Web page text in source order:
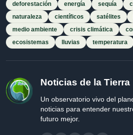
deforestación
energía sequía
naturaleza
científicos satélites
medio ambiente
crisis climática
ecosistemas
lluvias temperatura
Noticias de la Tierra
Un observatorio vivo del
noticias para entender
futuro mejor.